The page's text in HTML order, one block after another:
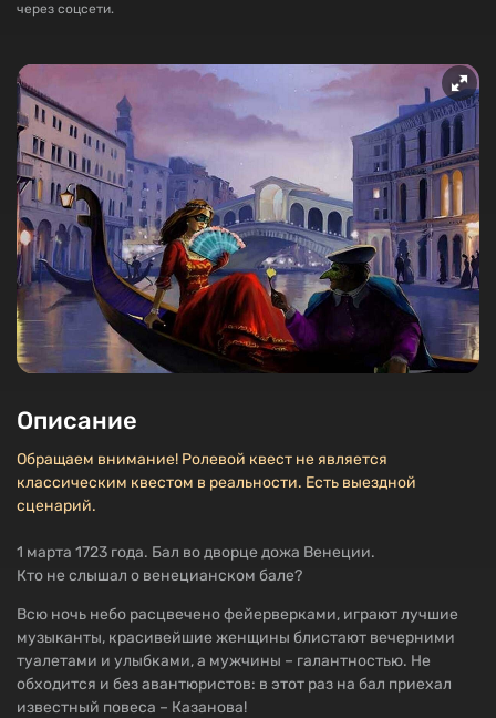
через соцсети.
Описание
Обращаем внимание! Ролевой квест не является
классическим квестом в реальности. Есть выездной
сценарий.
1 марта 1723 года. Бал во дворце дожа Венеции.
Кто не слышал о венецианском бале?
Всю ночь небо расцвечено фейерверками, играют лучшие
музыканты, красивейшие женщины блистают вечерними
туалетами и улыбками, а мужчины – галантностью. Не
обходится и без авантюристов: в этот раз на бал приехал
известный повеса – Казанова!